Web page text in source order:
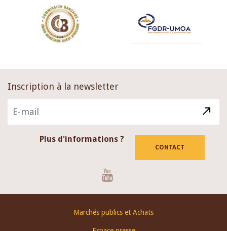
Inscription à la newsletter
Plus d'informations ?
CONTACT
Marchés publics et Achats